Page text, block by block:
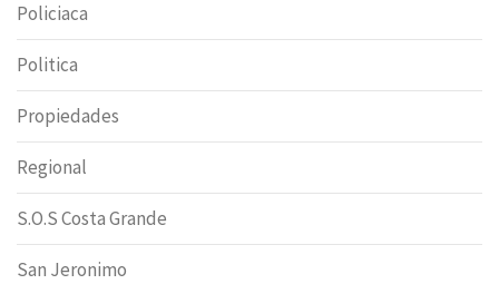
Policiaca
Politica
Propiedades
Regional
S.O.S Costa Grande
San Jeronimo